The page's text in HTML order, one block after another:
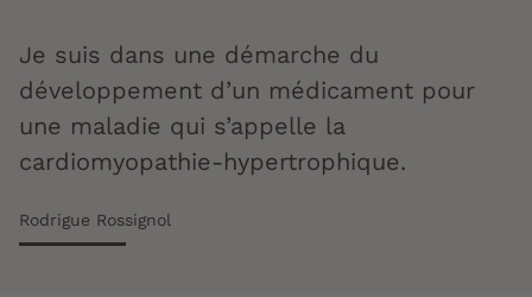
Je suis dans une démarche du
développement d’un médicament pour
une maladie qui s’appelle la
cardiomyopathie-hypertrophique.
Rodrigue Rossignol